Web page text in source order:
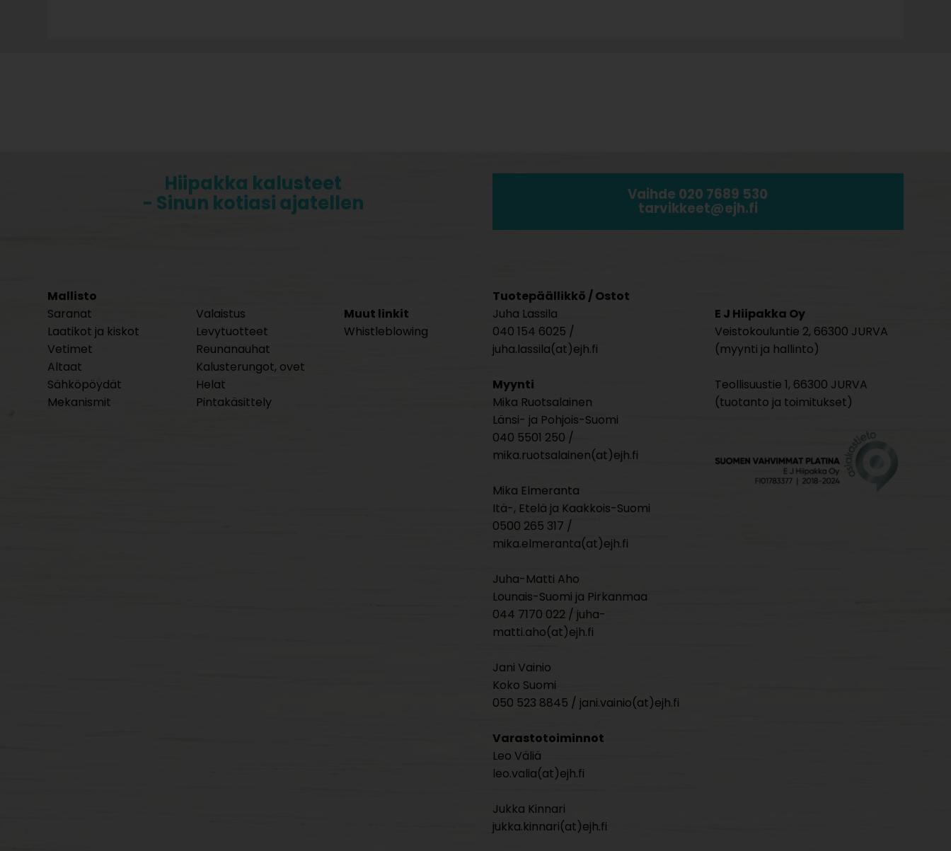
Hiipakka kalusteet
- Sinun kotiasi ajatellen
Vaihde 020 7689 530
tarvikkeet@ejh.fi
Mallisto
Saranat
Laatikot ja kiskot
Vetimet
Altaat
Sähköpöydät
Mekanismit
Valaistus
Levytuotteet
Reunanauhat
Kalusterungot, ovet
Helat
Pintakäsittely
Muut linkit
Whistleblowing
Tuotepäällikkö / Ostot
Juha Lassila
040 154 6025 /
juha.lassila(at)ejh.fi
Myynti
Mika Ruotsalainen
Länsi- ja Pohjois-Suomi
040 5501 250 /
mika.ruotsalainen(at)ejh.fi
Mika Elmeranta
Itä-, Etelä ja Kaakkois-Suomi
0500 265 317 /
mika.elmeranta(at)ejh.fi
Juha-Matti Aho
Lounais-Suomi ja Pirkanmaa
044 7170 022 / juha-
matti.aho(at)ejh.fi
Jani Vainio
Koko Suomi
050 523 8845 / jani.vainio(at)ejh.fi
Varastotoiminnot
Leo Väliä
leo.valia(at)ejh.fi
Jukka Kinnari
jukka.kinnari(at)ejh.fi
E J Hiipakka Oy
Veistokouluntie 2, 66300 JURVA
(myynti ja hallinto)
Teollisuustie 1, 66300 JURVA
(tuotanto ja toimitukset)